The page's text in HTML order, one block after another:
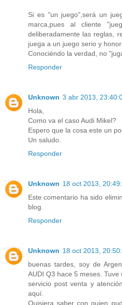
Si es "un juego",será un
marca,pues al cliente
deliberadamente las reglas,
juega a un juego serio y
Conociéndo la verdad, no
Responder
Unknown 3 abr 2013,
Hola,
Como va el caso Audi Mikel?
Espero que la cosa este un
Un saludo.
Responder
Unknown 18 oct 2013,
Este comentario ha sido
blog.
Responder
Unknown 18 oct 2013,
buenas tardes, soy de
AUDI Q3 hace 5 meses.
servicio post venta y
aquí.
Quisiera saber con quien